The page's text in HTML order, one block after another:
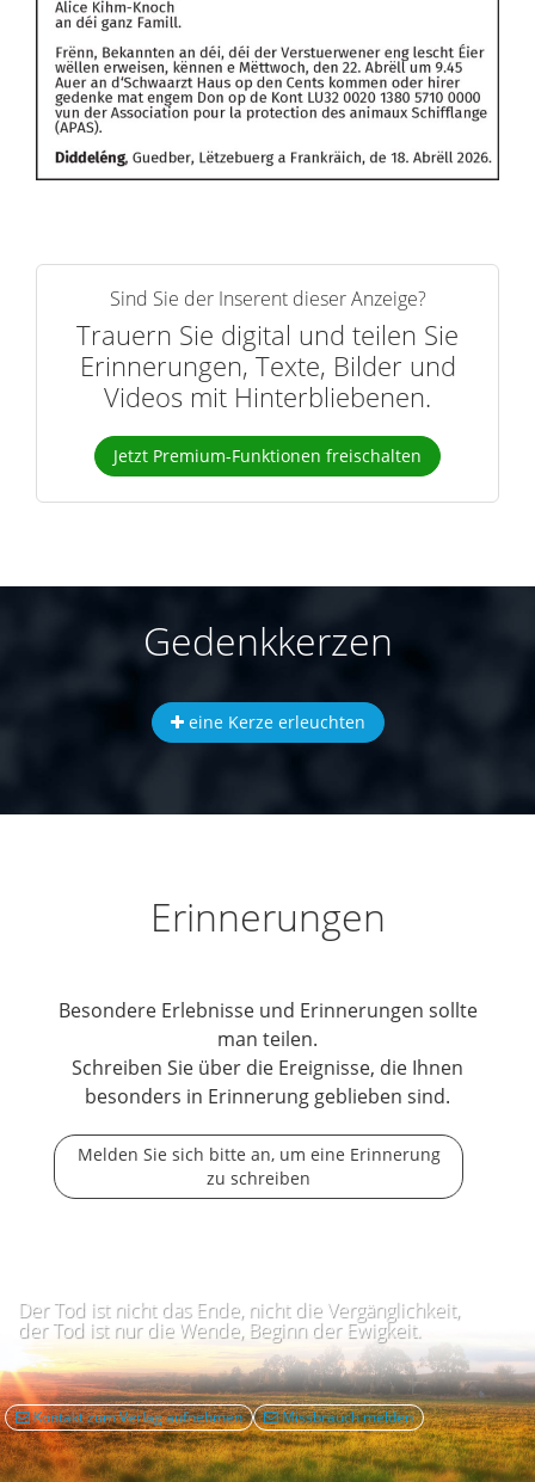
Sind Sie der Inserent dieser Anzeige?
Trauern Sie digital und teilen Sie
Erinnerungen, Texte, Bilder und
Videos mit Hinterbliebenen.
Jetzt Premium-Funktionen freischalten
Gedenkkerzen
eine Kerze erleuchten
Erinnerungen
Besondere Erlebnisse und Erinnerungen sollte
man teilen.
Schreiben Sie über die Ereignisse, die Ihnen
besonders in Erinnerung geblieben sind.
Melden Sie sich bitte an, um eine Erinnerung
zu schreiben
Der Tod ist nicht das Ende, nicht die Vergänglichkeit,
der Tod ist nur die Wende, Beginn der Ewigkeit.
Kontakt zum Verlag aufnehmen Missbrauch melden